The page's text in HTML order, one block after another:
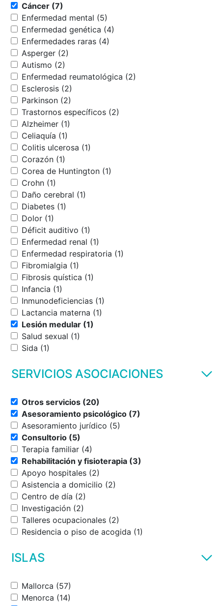
Cáncer (7)
Enfermedad mental (5)
Enfermedad genética (4)
Enfermedades raras (4)
Asperger (2)
Autismo (2)
Enfermedad reumatológica (2)
Esclerosis (2)
Parkinson (2)
Trastornos específicos (2)
Alzheimer (1)
Celiaquía (1)
Colitis ulcerosa (1)
Corazón (1)
Corea de Huntington (1)
Crohn (1)
Daño cerebral (1)
Diabetes (1)
Dolor (1)
Déficit auditivo (1)
Enfermedad renal (1)
Enfermedad respiratoria (1)
Fibromialgia (1)
Fibrosis quística (1)
Infancia (1)
Inmunodeficiencias (1)
Lactancia materna (1)
Lesión medular (1)
Salud sexual (1)
Sida (1)
SERVICIOS ASOCIACIONES
Otros servicios (20)
Asesoramiento psicológico (7)
Asesoramiento jurídico (5)
Consultorio (5)
Terapia familiar (4)
Rehabilitación y fisioterapia (3)
Apoyo hospitales (2)
Asistencia a domicilio (2)
Centro de día (2)
Investigación (2)
Talleres ocupacionales (2)
Residencia o piso de acogida (1)
ISLAS
Mallorca (57)
Menorca (14)